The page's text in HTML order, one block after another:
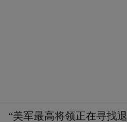
“美军最高将领正在寻找退